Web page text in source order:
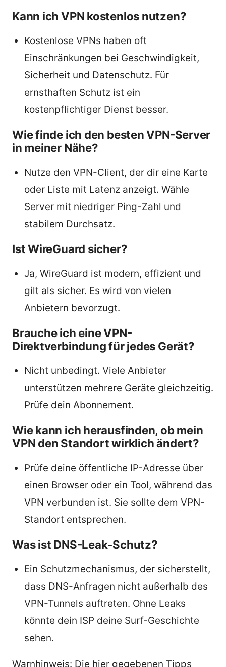
Kann ich VPN kostenlos nutzen?
Kostenlose VPNs haben oft
Einschränkungen bei Geschwindigkeit,
Sicherheit und Datenschutz. Für
ernsthaften Schutz ist ein
kostenpflichtiger Dienst besser.
Wie finde ich den besten VPN-Server
in meiner Nähe?
Nutze den VPN-Client, der dir eine Karte
oder Liste mit Latenz anzeigt. Wähle
Server mit niedriger Ping-Zahl und
stabilem Durchsatz.
Ist WireGuard sicher?
Ja, WireGuard ist modern, effizient und
gilt als sicher. Es wird von vielen
Anbietern bevorzugt.
Brauche ich eine VPN-
Direktverbindung für jedes Gerät?
Nicht unbedingt. Viele Anbieter
unterstützen mehrere Geräte gleichzeitig.
Prüfe dein Abonnement.
Wie kann ich herausfinden, ob mein
VPN den Standort wirklich ändert?
Prüfe deine öffentliche IP-Adresse über
einen Browser oder ein Tool, während das
VPN verbunden ist. Sie sollte dem VPN-
Standort entsprechen.
Was ist DNS-Leak-Schutz?
Ein Schutzmechanismus, der sicherstellt,
dass DNS-Anfragen nicht außerhalb des
VPN-Tunnels auftreten. Ohne Leaks
könnte dein ISP deine Surf-Geschichte
sehen.
Warnhinweis: Die hier gegebenen Tipps